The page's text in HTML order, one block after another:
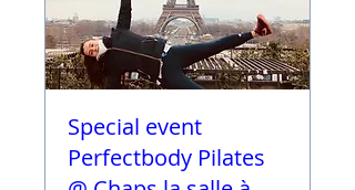
Special event
Perfectbody Pilates